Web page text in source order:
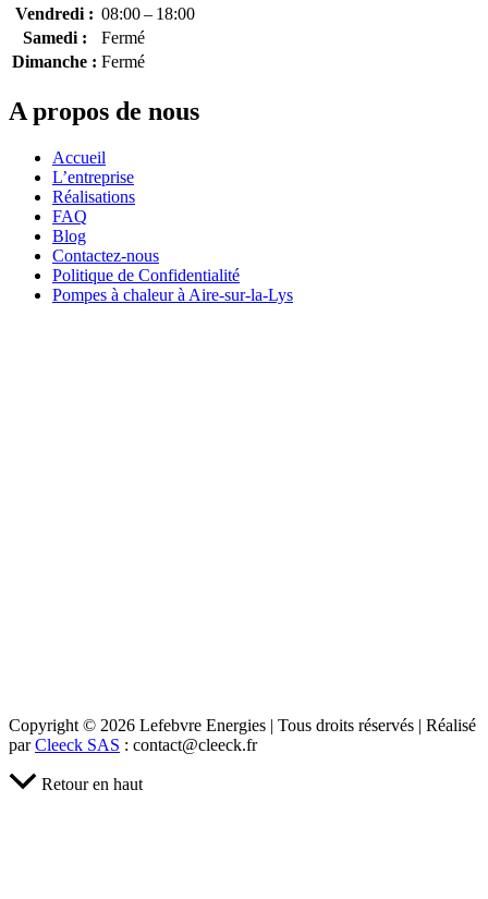
Vendredi : 08:00 – 18:00
Samedi :
Fermé
Dimanche : Fermé
A propos de nous
Accueil
L’entreprise
Réalisations
FAQ
Blog
Contactez-nous
Politique de Confidentialité
Pompes à chaleur à Aire-sur-la-Lys
Copyright © 2026 Lefebvre Energies | Tous droits réservés | Réalisé
parCleeck SAS : contact@cleeck.fr
Retour en haut